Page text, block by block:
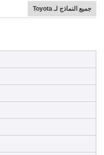
جميع النماذج لـ Toyota